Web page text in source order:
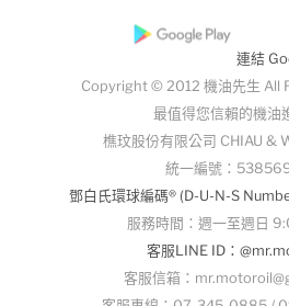
連結
Copyright © 2012 機油先生 All
最值得您信賴的機油
樵玟股份有限公司 CHIAU &
統一編號：
鄧白氏環球編碼® (D-U-N-S
服務時間：週一至週日
客服LINE ID：
客服信箱：